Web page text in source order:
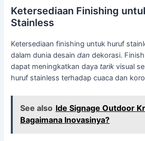
Ketersediaan Finishing
Stainless
Ketersediaan finishing untuk huruf
dalam dunia desaindan dekorasi.
dapat meningkatkan daya tarik visual
huruf stainless terhadap cuaca dan
See also Ide Signage Outdoor
Bagaimana Inovasinya?